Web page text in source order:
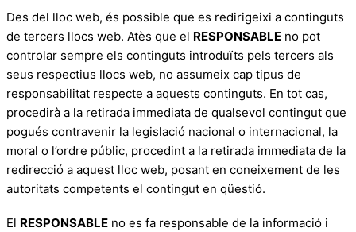
Des del lloc web, és possible que es redirigeixi a continguts
de tercers llocs web. Atès que el RESPONSABLE no pot
controlar sempre els continguts introduïts pels tercers als
seus respectius llocs web, no assumeix cap tipus de
responsabilitat respecte a aquests continguts. En tot cas,
procedirà a la retirada immediata de qualsevol contingut que
pogués contravenir la legislació nacional o internacional, la
moral o l’ordre públic, procedint a la retirada immediata de la
redirecció a aquest lloc web, posant en coneixement de les
autoritats competents el contingut en qüestió.
El RESPONSABLE no es fa responsable de la informació i